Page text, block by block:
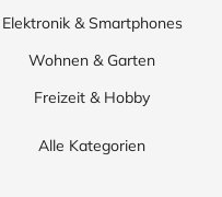
Elektronik & Smartphones
Wohnen & Garten
Freizeit & Hobby
Alle Kategorien